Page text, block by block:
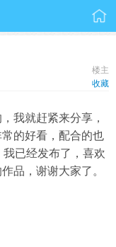
楼主
收藏
我就赶紧来分享，
的好看，配合的也
已经发布了，喜欢
品，谢谢大家了。